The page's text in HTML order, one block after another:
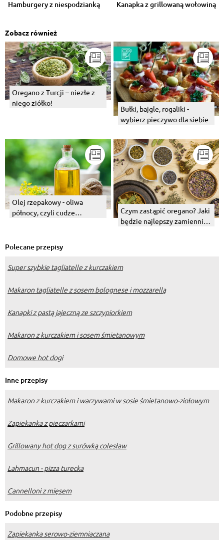
Hamburgery z niespodzianką Kanapka z grillowaną wołowiną
Zobacz również
Oregano z Turcji – niezłe z
niego ziółko!
Bułki, bajgle, rogaliki -
wybierz pieczywo dla siebie
Olej rzepakowy - oliwa
północy, czyli cudze
Czym zastąpić oregano? Jaki
będzie najlepszy zamiennik
Polecane przepisy
Super szybkie tagliatelle z kurczakiem
Makaron tagliatelle z sosem bolognese i mozzarellą
Kanapki z pastą jajeczną ze szczypiorkiem
Makaron z kurczakiem i sosem śmietanowym
Domowe hot dogi
Inne przepisy
Makaron z kurczakiem i warzywami w sosie śmietanowo-ziołowym
Zapiekanka z pieczarkami
Grillowany hot dog z surówką colesław
Lahmacun - pizza turecka
Cannelloni z mięsem
Podobne przepisy
Zapiekanka serowo-ziemniaczana